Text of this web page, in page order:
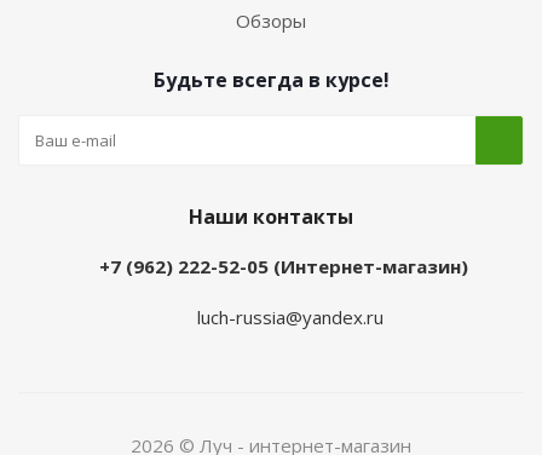
Обзоры
Будьте всегда в курсе!
Наши контакты
+7 (962) 222-52-05 (Интернет-магазин)
luch-russia@yandex.ru
2026 © Луч - интернет-магазин